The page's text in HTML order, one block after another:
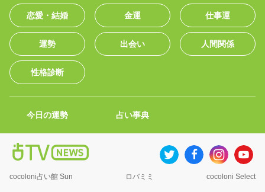
恋愛・結婚 金運 仕事運
運勢 出会い 人間関係
性格診断
今日の運勢 占い事典
cocoloni占い館 Sun ロバミミ cocoloni Select